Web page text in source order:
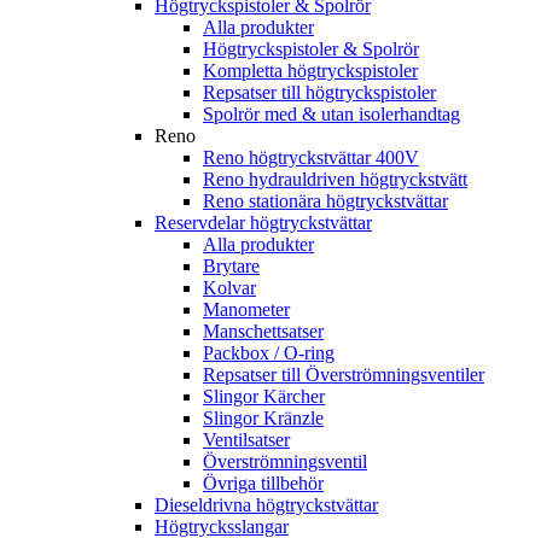
Högtryckspistoler & Spolrör
Alla produkter
Högtryckspistoler & Spolrör
Kompletta högtryckspistoler
Repsatser till högtryckspistoler
Spolrör med & utan isolerhandtag
Reno
Reno högtryckstvättar 400V
Reno hydrauldriven högtryckstvätt
Reno stationära högtryckstvättar
Reservdelar högtryckstvättar
Alla produkter
Brytare
Kolvar
Manometer
Manschettsatser
Packbox / O-ring
Repsatser till Överströmningsventiler
Slingor Kärcher
Slingor Kränzle
Ventilsatser
Överströmningsventil
Övriga tillbehör
Dieseldrivna högtryckstvättar
Högtrycksslangar